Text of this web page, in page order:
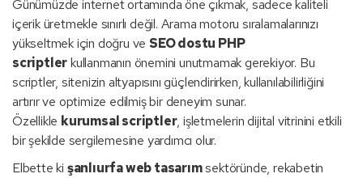
Günümüzde internet ortamında öne çıkmak, sadece kaliteli
içerik üretmekle sınırlı değil. Arama motoru sıralamalarınızı
yükseltmek için doğru ve SEO dostu PHP
scriptlerkullanmanın önemini unutmamak gerekiyor. Bu
scriptler, sitenizin altyapısını güçlendirirken, kullanılabilirliğini
artırır ve optimize edilmiş bir deneyim sunar.
Özellikle kurumsal scriptler, işletmelerin dijital vitrinini etkili
bir şekilde sergilemesine yardımcı olur.
Elbette ki şanlıurfa web tasarımsektöründe, rekabetin